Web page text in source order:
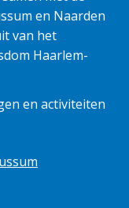
en Naarden
van het
Haarlem-
en activiteiten